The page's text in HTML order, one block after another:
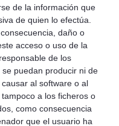
de la información que
de quien lo efectúa.
daño o
acceso o uso de la
de los
puedan producir ni de
al software o al
a los ficheros o
como consecuencia
que el usuario ha